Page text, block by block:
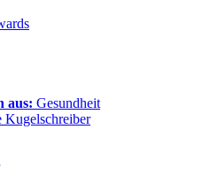
aus: Gesundheit
Kugelschreiber